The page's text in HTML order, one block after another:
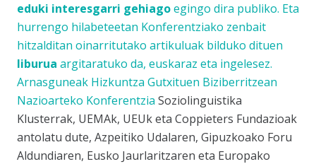
eduki interesgarri gehiagoegingo dira publiko. Eta
hurrengo hilabeteetan Konferentziako zenbait
hitzalditan oinarritutako artikuluak bilduko dituen
liburua argitaratuko da, euskaraz eta ingelesez.
Arnasguneak Hizkuntza Gutxituen Biziberritzean
Nazioarteko Konferentzia Soziolinguistika
Klusterrak, UEMAk, UEUk eta Coppieters Fundazioak
antolatu dute, Azpeitiko Udalaren, Gipuzkoako Foru
Aldundiaren, Eusko Jaurlaritzaren eta Europako